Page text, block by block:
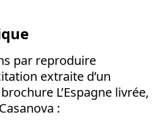
par reproduire
extraite d’un
L’Espagne livrée,
: